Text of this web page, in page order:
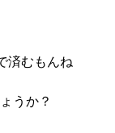
済むもんね
うか？